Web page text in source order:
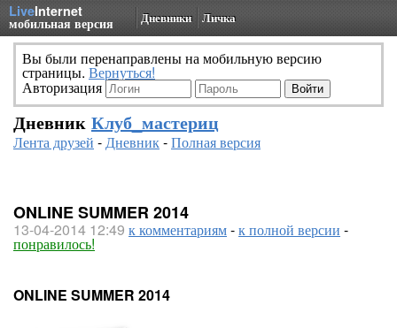
LiveInternet
мобильная версия Дневники Личка
Вы были перенаправлены на мобильную версию
страницы. Вернуться!
Авторизация
Дневник Клуб_мастериц
Лента друзей -Дневник-Полная версия
ONLINE SUMMER 2014
13-04-2014 12:49 к комментариям-к полной версии -
понравилось!
ONLINE SUMMER 2014